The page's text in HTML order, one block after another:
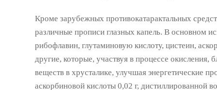
Кроме зарубежных противокатарактальных
различные прописи глазных капель. В основном
рибофлавин, глутаминовую кислоту, цистеин,
другие, которые, участвуя в процессе окисления,
веществ в хрусталике, улучшая энергетические
аскорбиновой кислоты 0,02 г, дистиллированной